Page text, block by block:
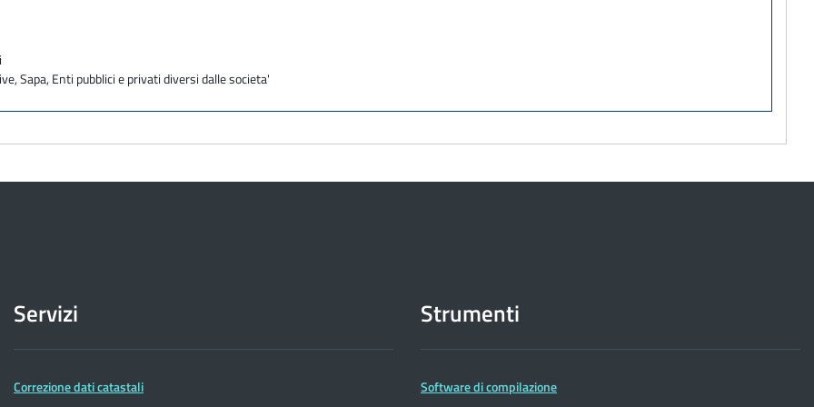
Sapa, Enti pubblici e privati diversi dalle societa'
Servizi
Correzione dati catastali
Strumenti
Software di compilazione